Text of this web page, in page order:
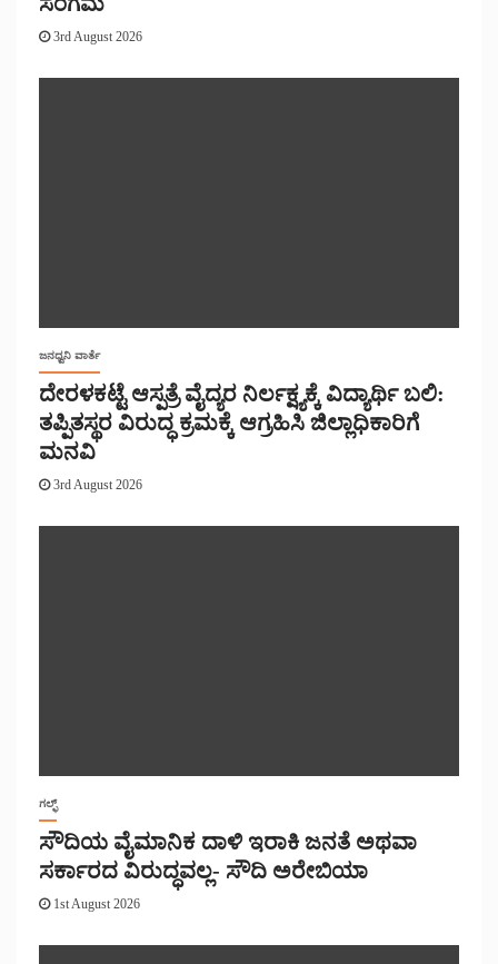
3rd August 2026
ಜನಧ್ವನಿ ವಾರ್ತೆ
ದೇರಳಕಟ್ಟೆ ಆಸ್ಪತ್ರೆ ವೈದ್ಯರ ನಿರ್ಲಕ್ಷ್ಯಕ್ಕೆ ವಿದ್ಯಾರ್ಥಿ ಬಲಿ:
ತಪ್ಪಿತಸ್ಥರ ವಿರುದ್ಧ ಕ್ರಮಕ್ಕೆ ಆಗ್ರಹಿಸಿ ಜಿಲ್ಲಾಧಿಕಾರಿಗೆ
ಮನವಿ
3rd August 2026
ಗಲ್ಫ್
ಸೌದಿಯ ವೈಮಾನಿಕ ದಾಳಿ ಇರಾಕಿ ಜನತೆ ಅಥವಾ
ಸರ್ಕಾರದ ವಿರುದ್ಧವಲ್ಲ- ಸೌದಿ ಅರೇಬಿಯಾ
1st August 2026